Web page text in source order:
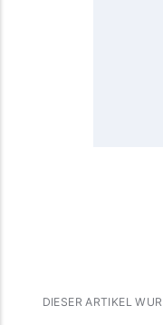
DIESER ARTIKEL